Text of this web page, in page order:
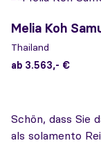
Melia Koh
Thailand
ab 3.563,- €
Schön, dass Sie
als solamento